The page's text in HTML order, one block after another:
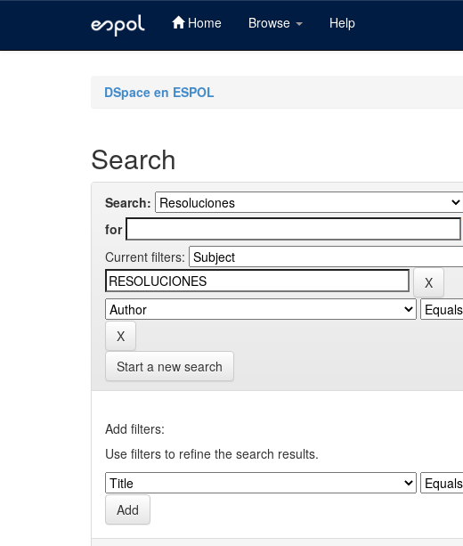
Home Browse Help
DSpace en ESPOL
Search
Search:
for
Current filters:
Start a new search
Add filters:
Use filters to refine the search results.